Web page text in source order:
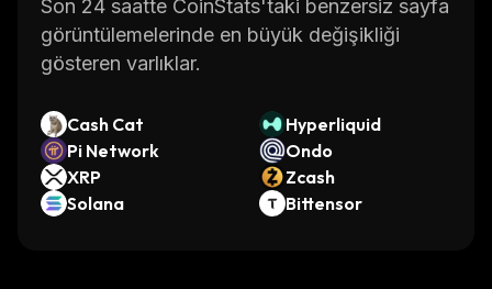
Son 24 saatte CoinStats'taki benzersiz sayfa
görüntülemelerinde en büyük değişikliği
gösteren varlıklar.
Cash Cat
Hyperliquid
Pi Network
Ondo
XRP
Zcash
Solana
Bittensor